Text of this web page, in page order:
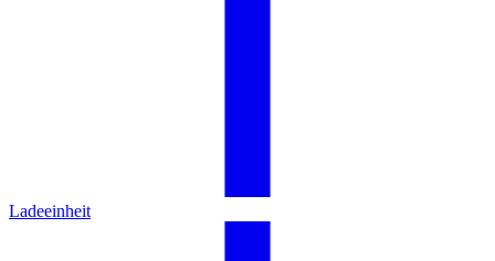
Ladeeinheit